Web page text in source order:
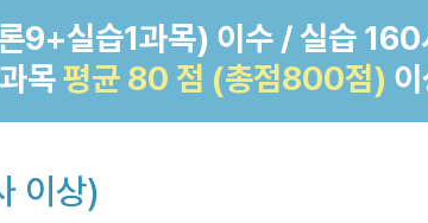
9+실습1과목) 이수 / 실습 160
목평균 80 점 (총점800점)
이상)